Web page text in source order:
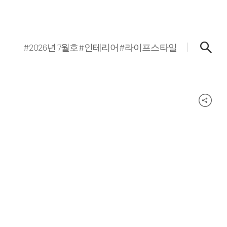
#2026년 7월호#인테리어#라이프스타일